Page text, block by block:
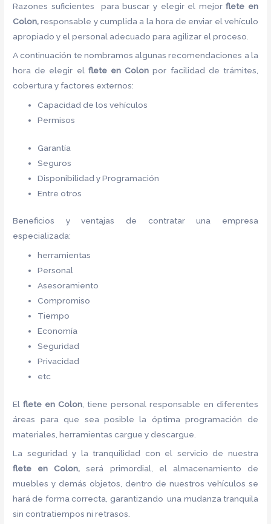
Razones suficientes para buscar y elegir el mejorflete en
Colon,responsable y cumplida a la hora de enviar el vehículo
apropiado y el personal adecuado para agilizar el proceso.
A continuación te nombramos algunas recomendaciones a la
hora de elegir el flete en Colon por facilidad de trámites,
cobertura y factores externos:
Capacidad de los vehículos
Permisos
Garantía
Seguros
Disponibilidad y Programación
Entre otros
Beneficios y ventajas de contratar una empresa
especializada:
herramientas
Personal
Asesoramiento
Compromiso
Tiempo
Economía
Seguridad
Privacidad
etc
Elflete en Colon , tiene personal responsable en diferentes
áreas para que sea posible la óptima programación de
materiales, herramientas cargue y descargue.
La seguridad y la tranquilidad con el servicio de nuestra
flete
en Colon,será primordial, el almacenamiento de
muebles y demás objetos, dentro de nuestros vehículos se
hará de forma correcta, garantizando una mudanza tranquila
sin contratiempos ni retrasos.